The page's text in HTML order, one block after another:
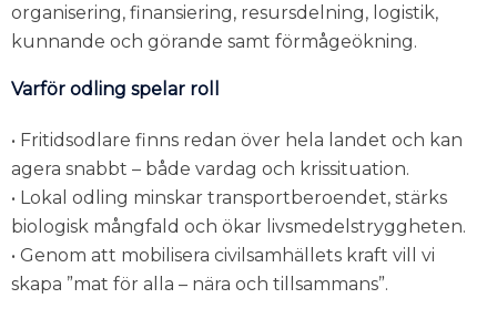
organisering, finansiering, resursdelning, logistik,
kunnande och görande samt förmågeökning.
Varför odling spelar roll
• Fritidsodlare finns redan över hela landet och kan
agera snabbt – både vardag och krissituation.
• Lokal odling minskar transportberoendet, stärks
biologisk mångfald och ökar livsmedelstryggheten.
• Genom att mobilisera civilsamhällets kraft vill vi
skapa ”mat för alla – nära och tillsammans”.